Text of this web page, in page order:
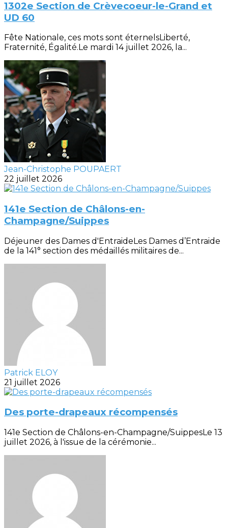
1302e Section de Crèvecoeur-le-Grand et
UD 60
Fête Nationale, ces mots sont éternelsLiberté,
Fraternité, Égalité.Le mardi 14 juillet 2026, la...
Jean-Christophe POUPAERT
22 juillet 2026
141e Section de Châlons-en-
Champagne/Suippes
Déjeuner des Dames d'EntraideLes Dames d’Entraide
de la 141° section des médaillés militaires de...
Patrick ELOY
21 juillet 2026
Des porte-drapeaux récompensés
141e Section de Châlons-en-Champagne/SuippesLe 13
juillet 2026, à l'issue de la cérémonie...